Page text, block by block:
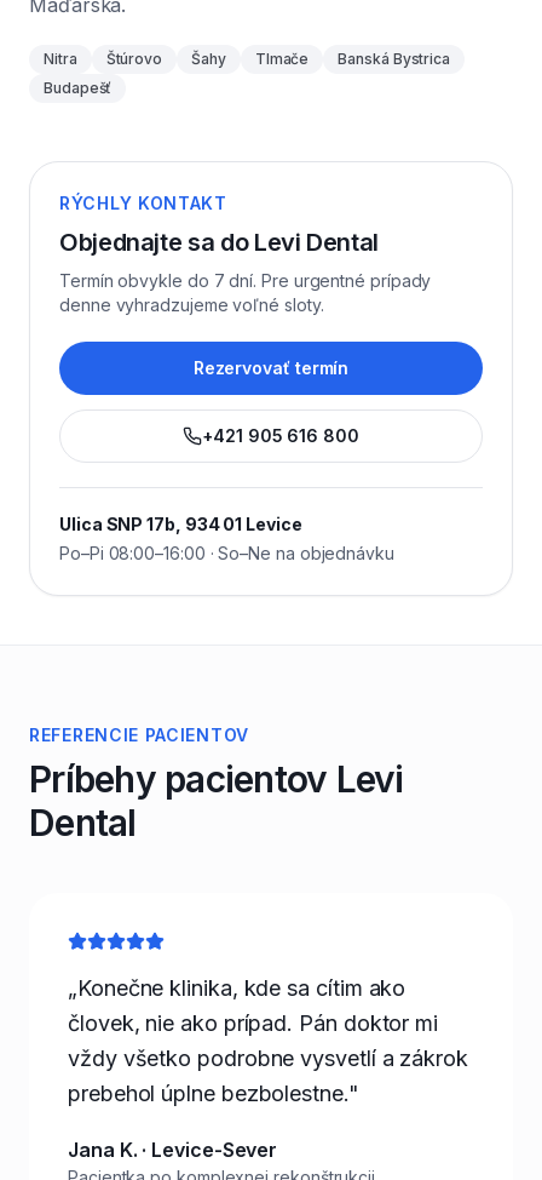
Maďarska.
Nitra Štúrovo Šahy Tlmače
Banská Bystrica
Budapešť
RÝCHLY KONTAKT
Objednajte sa do Levi Dental
Termín obvykle do 7 dní. Pre urgentné prípady
denne vyhradzujeme voľné sloty.
Rezervovať termín
+421 905 616 800
Ulica SNP 17b, 934 01 Levice
Po–Pi 08:00–16:00 · So–Ne na objednávku
REFERENCIE PACIENTOV
Príbehy pacientov Levi
Dental
„Konečne klinika, kde sa cítim ako
človek, nie ako prípad. Pán doktor mi
vždy všetko podrobne vysvetlí a zákrok
prebehol úplne bezbolestne."
Jana K. · Levice-Sever